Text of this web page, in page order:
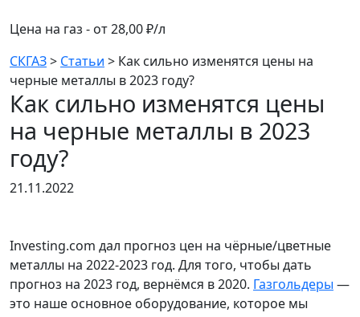
Цена на газ - от 28,00 ₽/л
СКГАЗ> Статьи > Как сильно изменятся цены на
черные металлы в 2023 году?
Как сильно изменятся цены
на черные металлы в 2023
году?
21.11.2022
Investing.com дал прогноз цен на чёрные/цветные
металлы на 2022-2023 год. Для того, чтобы дать
прогноз на 2023 год, вернёмся в 2020. Газгольдеры —
это наше основное оборудование, которое мы